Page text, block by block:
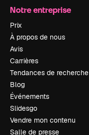
Notre entreprise
Prix
À propos de nous
Avis
Carrières
Tendances de recherche
Blog
Événements
Slidesgo
Vendre mon contenu
Salle de presse